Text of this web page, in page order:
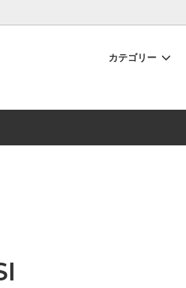
カテゴリー
生豆
ドリップケトル・ポット
HARIO/ハリオ